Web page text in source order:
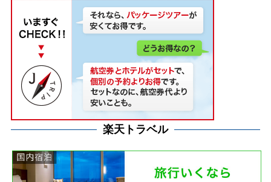
楽天トラベル